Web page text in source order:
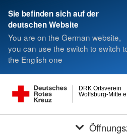
Sie befinden sich auf der
deutschen Website
You are on the German website,
you can use the switch to switch
the English one
Wolfsburg-Mitte
DRK Ortsverein